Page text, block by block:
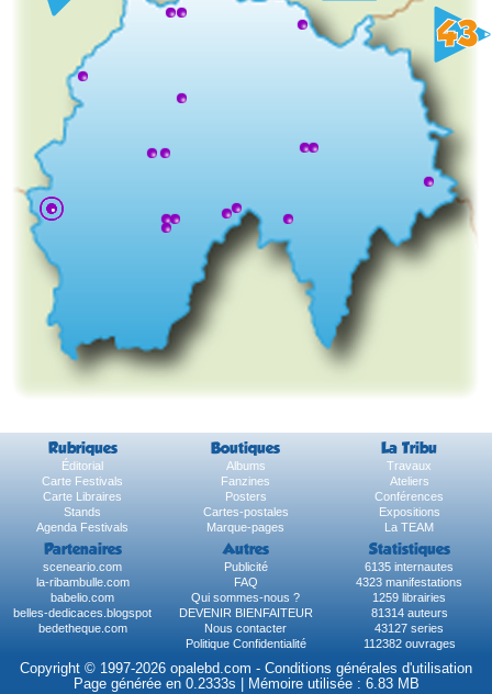
Rubriques Boutiques La Tribu
Éditorial Albums
Travaux
Carte Festivals
Fanzines
Ateliers
Carte Libraires
Posters
Conférences
Stands
Cartes-postales
Expositions
Agenda Festivals
Marque-pages La TEAM
Partenaires Autres Statistiques
sceneario.com Publicité
6135 internautes
la-ribambulle.com
FAQ
4323 manifestations
babelio.com
Qui sommes-nous ?
1259 librairies
belles-dedicaces.blogspot
DEVENIR BIENFAITEUR
81314 auteurs
bedetheque.com
Nous contacter
43127 series
Politique Confidentialité
112382 ouvrages
Copyright © 1997-2026 opalebd.com - Conditions générales d'utilisation
Page générée en 0.2333s | Mémoire utilisée : 6.83 MB